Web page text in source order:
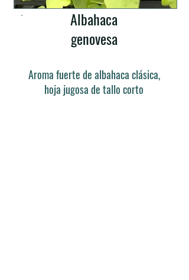
Albahaca
genovesa
Aroma fuerte de albahaca clásica,
hoja jugosa de tallo corto